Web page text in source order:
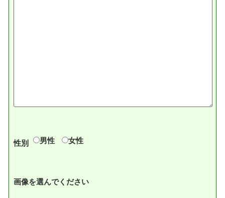
性別 男性 女性
画像を選んでください